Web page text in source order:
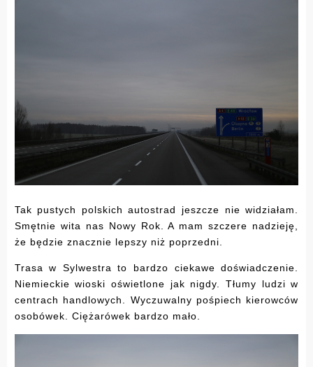
Tak pustych polskich autostrad jeszcze nie widziałam.
Smętnie wita nas Nowy Rok. A mam szczere nadzieję,
że będzie znacznie lepszy niż poprzedni.
Trasa w Sylwestra to bardzo ciekawe doświadczenie.
Niemieckie wioski oświetlone jak nigdy. Tłumy ludzi w
centrach handlowych. Wyczuwalny pośpiech kierowców
osobówek. Ciężarówek bardzo mało.